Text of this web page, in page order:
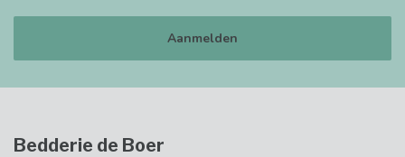
Aanmelden
Bedderie de Boer